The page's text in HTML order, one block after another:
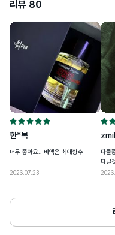
상품주요사양
사용할때주의사항
• 다음 상품 구매 시 사용할 수 있
• 24년도 8월 29일(목)부터 개인
• 개인 통관고유부호 발급정보(성
관고유 부호 발급 사이트(관세청
• 발급정보와 수하인 개인통관고
을 경우 통관이 제한될 수 있어요
리뷰 80
한*복
너무 좋아요.. 베엑은 최애향수
2026.07.23
다들
다닐
기가